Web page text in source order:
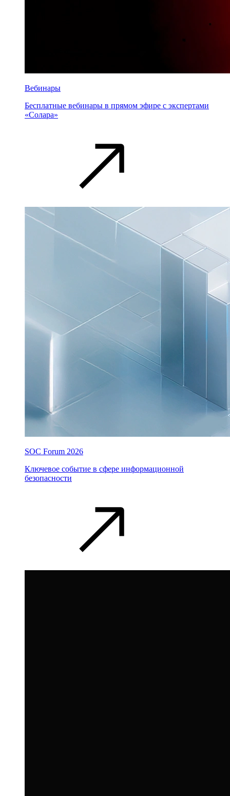
Вебинары
Бесплатные вебинары в прямом эфире с экспертами
«Солара»
SOC Forum 2026
Ключевое событие в сфере информационной
безопасности